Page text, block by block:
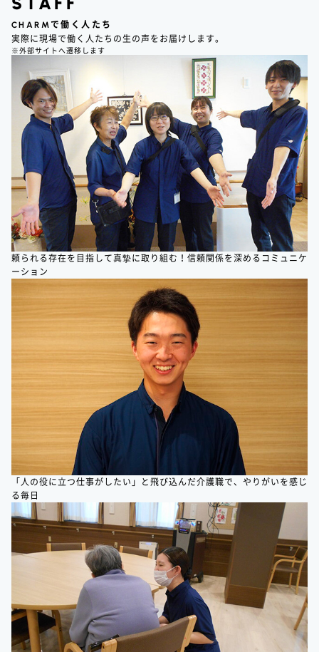
CHARM で働く人たち
実際に現場で働く人たちの生の声をお届けします。
※外部サイトへ遷移します
頼られる存在を目指して真摯に取り組む！信頼関係を深めるコミュニケ
ーション
「人の役に立つ仕事がしたい」と飛び込んだ介護職で、やりがいを感じ
る毎日